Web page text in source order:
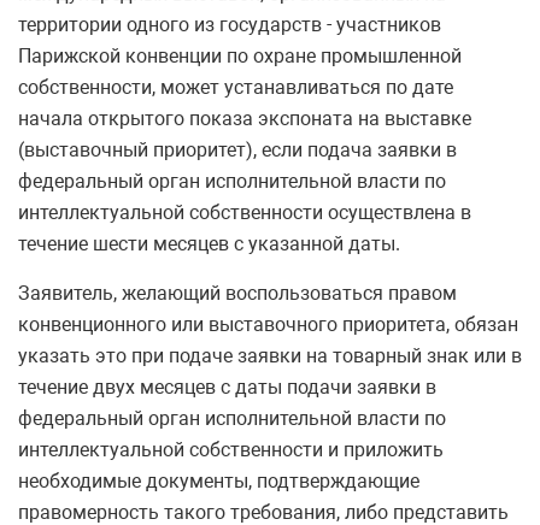
территории одного из государств - участников
Парижской конвенции по охране промышленной
собственности, может устанавливаться по дате
начала открытого показа экспоната на выставке
(выставочный приоритет), если подача заявки в
федеральный орган исполнительной власти по
интеллектуальной собственности осуществлена в
течение шести месяцев с указанной даты.
Заявитель, желающий воспользоваться правом
конвенционного или выставочного приоритета, обязан
указать это при подаче заявки на товарный знак или в
течение двух месяцев с даты подачи заявки в
федеральный орган исполнительной власти по
интеллектуальной собственности и приложить
необходимые документы, подтверждающие
правомерность такого требования, либо представить